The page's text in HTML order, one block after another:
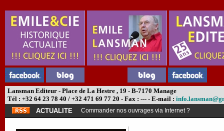
Lansman Editeur - Place de La Hestre , 19 - B-7170 Manage
Tél : +32 64 23 78 40 / +32 471 69 77 20 - Fax : --- - E-mail :
ACTUALITE
Commander nos ouvrages via Internet ?